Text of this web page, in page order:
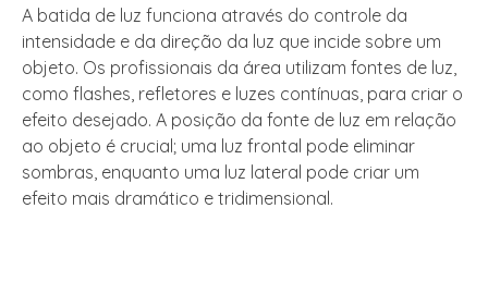
A batida de luz funciona através do controle da
intensidade e da direção da luz que incide sobre um
objeto. Os profissionais da área utilizam fontes de luz,
como flashes, refletores e luzes contínuas, para criar o
efeito desejado. A posição da fonte de luz em relação
ao objeto é crucial; uma luz frontal pode eliminar
sombras, enquanto uma luz lateral pode criar um
efeito mais dramático e tridimensional.